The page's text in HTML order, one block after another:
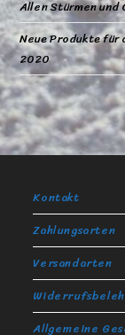
Allen Stürmen und
Neue Produkte für
2020
Kontakt
Zahlungsarten
Versandarten
Allgemeine